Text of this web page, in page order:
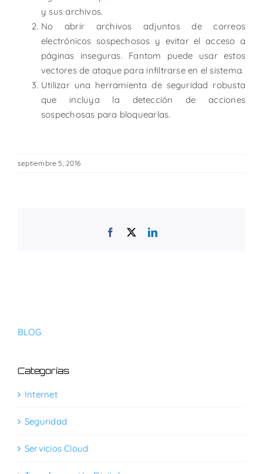
y sus archivos.
No abrir archivos adjuntos de correos
electrónicos sospechosos y evitar el acceso a
páginas inseguras. Fantom puede usar estos
vectores de ataque para infiltrarse en el sistema.
Utilizar una herramienta de seguridad robusta
que incluya la detección de acciones
sospechosas para bloquearlas.
septiembre 5, 2016
Facebook LinkedIn
BLOG
Categorías
Internet
Seguridad
Servicios Cloud